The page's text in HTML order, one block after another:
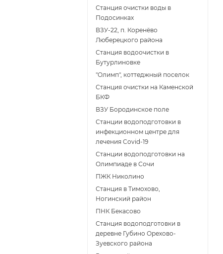
Станция очистки воды в
Подосинках
ВЗУ-22, п. Коренёво
Люберецкого района
Станция водоочистки в
Бутурлиновке
"Олимп", коттеджный поселок
Станция очистки на Каменской
БКФ
ВЗУ Бородинское поле
Станции водоподготовки в
инфекционном центре для
лечения Covid-19
Станции водоподготовки на
Олимпиаде в Сочи
ПЖК Николино
Станция в Тимохово,
Ногинский район
ПНК Бекасово
Станция водоподготовки в
деревне Губино Орехово-
Зуевского района